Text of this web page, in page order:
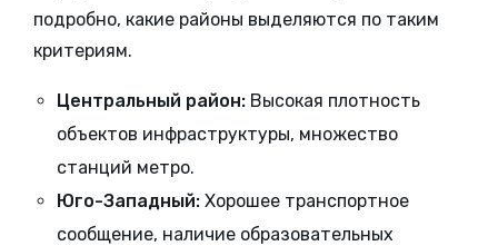
подробно, какие районы выделяются по таким
критериям.
Центральный район: Высокая плотность
объектов инфраструктуры, множество
станций метро.
Юго-Западный: Хорошее транспортное
сообщение, наличие образовательных